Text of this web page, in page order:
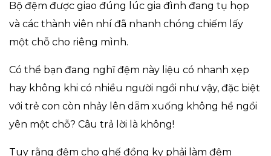
Bộ đệm được giao đúng lúc gia đình đang tụ họp
và các thành viên nhí đã nhanh chóng chiếm lấy
một chỗ cho riêng mình.
Có thể bạn đang nghĩ đệm này liệu có nhanh xẹp
hay không khi có nhiều người ngồi như vậy, đặc biệt
với trẻ con còn nhảy lên dẵm xuống không hề ngồi
yên một chỗ? Câu trả lời là không!
Tuy rằng đệm cho ghế đồng kỵ phải làm đệm